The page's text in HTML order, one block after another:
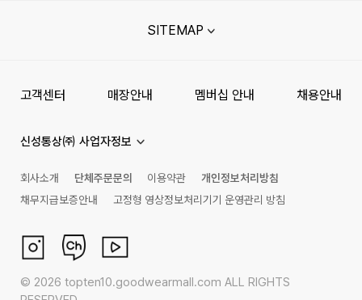
SITEMAP
고객센터 매장안내 멤버십 안내 채용안내
신성통상㈜ 사업자정보
회사소개 단체주문문의 이용약관
개인정보처리방침
채무지급보증안내
고정형 영상정보처리기기 운영관리 방침
© 2026 topten10.goodwearmall.com ALL RIGHTS